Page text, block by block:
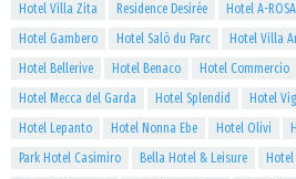
Hotel Villa Zita
Residence Desirèe Hotel A-
Hotel Gambero
Hotel Salò du Parc Hotel Villa
Hotel Bellerive
Hotel Benaco Hotel Commercio
Hotel Mecca del Garda
Hotel Splendid Hotel
Hotel Lepanto
Hotel Nonna Ebe Hotel Olivi
Park Hotel Casimiro
Bella Hotel & Leisure